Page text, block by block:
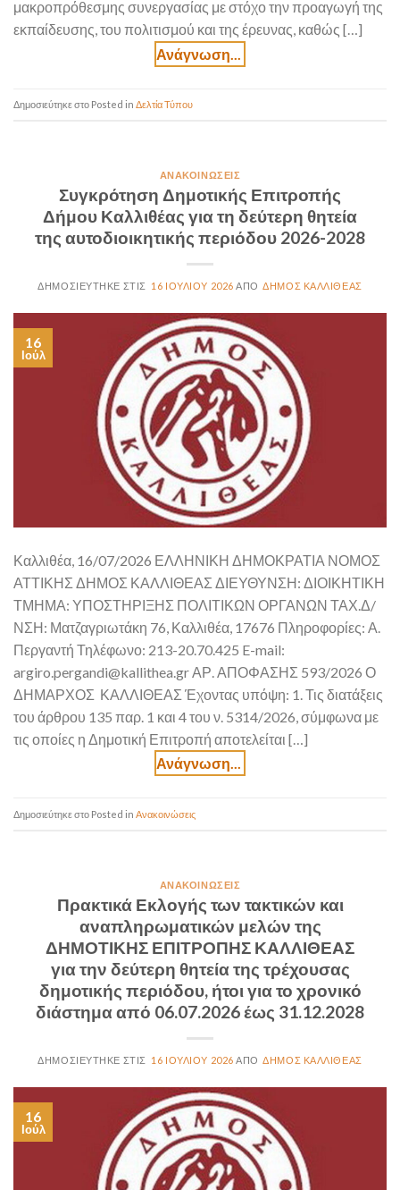
μακροπρόθεσμης συνεργασίας με στόχο την προαγωγή της
εκπαίδευσης, του πολιτισμού και της έρευνας, καθώς […]
Posted in Δελτία Τύπου
ΑΝΑΚΟΙΝΏΣΕΙΣ
Συγκρότηση Δημοτικής Επιτροπής
Δήμου Καλλιθέας για τη δεύτερη θητεία
της αυτοδιοικητικής περιόδου 2026-2028
16 ΙΟΥΛΊΟΥ 2026 ΔΉΜΟΣ ΚΑΛΛΙΘΈΑΣ
16
Ιούλ
Καλλιθέα, 16/07/2026 ΕΛΛΗΝΙΚΗ ΔΗΜΟΚΡΑΤΙΑ ΝΟΜΟΣ
ΑΤΤΙΚΗΣ ΔΗΜΟΣ ΚΑΛΛΙΘΕΑΣ ΔΙΕΥΘΥΝΣΗ: ΔΙΟΙΚΗΤΙΚΗ
ΤΜΗΜΑ: ΥΠΟΣΤΗΡΙΞΗΣ ΠΟΛΙΤΙΚΩΝ ΟΡΓΑΝΩΝ ΤΑΧ.Δ/
ΝΣΗ: Ματζαγριωτάκη 76, Καλλιθέα, 17676 Πληροφορίες: Α.
Περγαντή Τηλέφωνο: 213-20.70.425 E-mail:
argiro.pergandi@kallithea.gr ΑΡ. ΑΠΟΦΑΣΗΣ 593/2026 Ο
ΔΗΜΑΡΧΟΣ ΚΑΛΛΙΘΕΑΣ Έχοντας υπόψη: 1. Τις διατάξεις
του άρθρου 135 παρ. 1 και 4 του ν. 5314/2026, σύμφωνα με
τις οποίες η Δημοτική Επιτροπή αποτελείται […]
Posted in Ανακοινώσεις
ΑΝΑΚΟΙΝΏΣΕΙΣ
Πρακτικά Εκλογής των τακτικών και
αναπληρωματικών μελών της
ΔΗΜΟΤΙΚΗΣ ΕΠΙΤΡΟΠΗΣ ΚΑΛΛΙΘΕΑΣ
για την δεύτερη θητεία της τρέχουσας
δημοτικής περιόδου, ήτοι για το χρονικό
διάστημα από 06.07.2026 έως 31.12.2028
16 ΙΟΥΛΊΟΥ 2026 ΔΉΜΟΣ ΚΑΛΛΙΘΈΑΣ
16
Ιούλ